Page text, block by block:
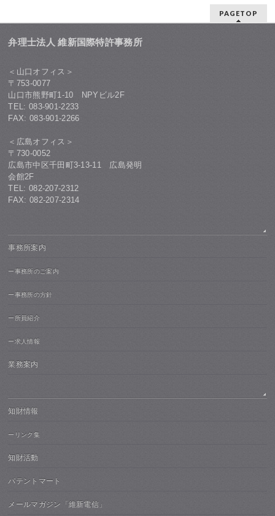
PAGETOP
弁理士法人 維新国際特許事務所
＜山口オフィス＞
〒753-0077
山口市熊野町1-10 NPYビル2F
TEL: 083-901-2233
FAX: 083-901-2266
＜広島オフィス＞
〒730-0052
広島市中区千田町3-13-11 広島発明
会館2F
TEL: 082-207-2312
FAX: 082-207-2314
事務所案内
ー事務所のご案内
ー事務所の方針
ー所員紹介
ー求人情報
業務案内
知財情報
ーリンク集
知財活動
パテントマート
メールマガジン「維新電信」